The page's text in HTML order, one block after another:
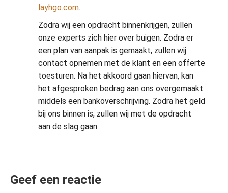
layhgo.com.
Zodra wij een opdracht binnenkrijgen, zullen
onze experts zich hier over buigen. Zodra er
een plan van aanpak is gemaakt, zullen wij
contact opnemen met de klant en een offerte
toesturen. Na het akkoord gaan hiervan, kan
het afgesproken bedrag aan ons overgemaakt
middels een bankoverschrijving. Zodra het geld
bij ons binnen is, zullen wij met de opdracht
aan de slag gaan.
Geef een reactie